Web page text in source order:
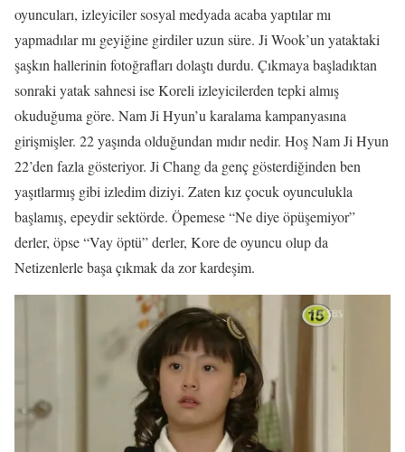
oyuncuları, izleyiciler sosyal medyada acaba yaptılar mı
yapmadılar mı geyiğine girdiler uzun süre. Ji Wook’un yataktaki
şaşkın hallerinin fotoğrafları dolaştı durdu. Çıkmaya başladıktan
sonraki yatak sahnesi ise Koreli izleyicilerden tepki almış
okuduğuma göre. Nam Ji Hyun’u karalama kampanyasına
girişmişler. 22 yaşında olduğundan mıdır nedir. Hoş Nam Ji Hyun
22’den fazla gösteriyor. Ji Chang da genç gösterdiğinden ben
yaşıtlarmış gibi izledim diziyi. Zaten kız çocuk oyunculukla
başlamış, epeydir sektörde. Öpemese “Ne diye öpüşemiyor”
derler, öpse “Vay öptü” derler, Kore de oyuncu olup da
Netizenlerle başa çıkmak da zor kardeşim.